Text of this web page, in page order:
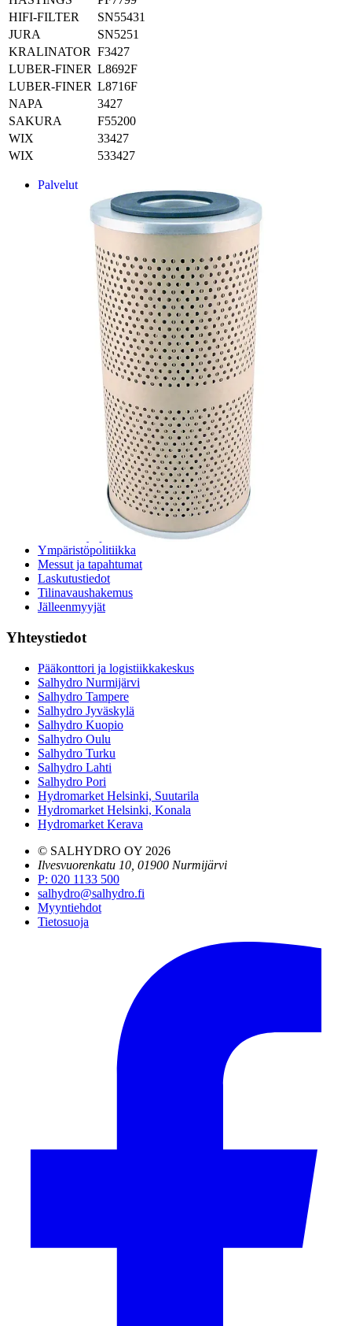
HIFI-FILTER
SN55431
JURA
SN5251
KRALINATOR F3427
LUBER-FINER L8692F
LUBER-FINER L8716F
NAPA
3427
SAKURA
F55200
WIX
33427
WIX
533427
Palvelut
Suunnitteluratkaisut
Hydrauliikkaletkut
Erikoisletkut
Kokoonpano ja räätälöinti
Digitaaliset tilauskanavat
Palveluvarastot
Ennakoiva kartoitus
Enerpac-huolto
24h päivystys
Tekninen tuki
Sähköteholaskuri
Virtausnopeuslaskuri
Hammaspyöräpumpun tilavuuslaskuri
Hydrauliteholaskuri
Teollisuusletkuhaku
Magneettikelahaku
Ympäristöpolitiikka
Messut ja tapahtumat
Laskutustiedot
Tilinavaushakemus
Jälleenmyyjät
Yhteystiedot
Pääkonttori ja logistiikkakeskus
Salhydro Nurmijärvi
Salhydro Tampere
Salhydro Jyväskylä
Salhydro Kuopio
Salhydro Oulu
Salhydro Turku
Salhydro Lahti
Salhydro Pori
Hydromarket Helsinki, Suutarila
Hydromarket Helsinki, Konala
Hydromarket Kerava
© SALHYDRO OY 2026
Ilvesvuorenkatu 10, 01900 Nurmijärvi
P: 020 1133 500
salhydro@salhydro.fi
Myyntiehdot
Tietosuoja